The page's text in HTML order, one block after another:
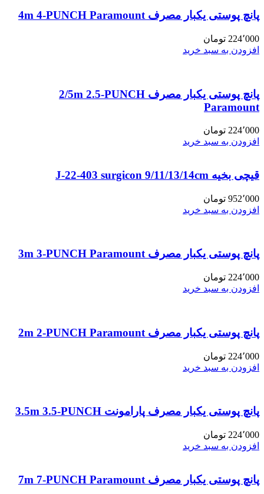
پانچ پوستی یکبار مصرف 4m 4-PUNCH Paramount
224٬000 تومان
افزودن به سبد خرید
پانچ پوستی یکبار مصرف 2/5m 2.5-PUNCH
Paramount
224٬000 تومان
افزودن به سبد خرید
قیچی بخیه J-22-403 surgicon 9/11/13/14cm
952٬000 تومان
افزودن به سبد خرید
پانچ پوستی یکبار مصرف 3m 3-PUNCH Paramount
224٬000 تومان
افزودن به سبد خرید
پانچ پوستی یکبار مصرف 2m 2-PUNCH Paramount
224٬000 تومان
افزودن به سبد خرید
پانچ پوستی یکبار مصرف پارامونت 3.5m 3.5-PUNCH
224٬000 تومان
افزودن به سبد خرید
پانچ پوستی یکبار مصرف 7m 7-PUNCH Paramount